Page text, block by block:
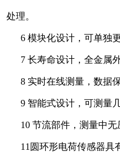
处理。
6 模块化设计，可单独
7 长寿命设计，全金属
8 实时在线测量，数据
9 智能式设计，可测量
10 节流部件，测量中无
11圆环形电荷传感器具